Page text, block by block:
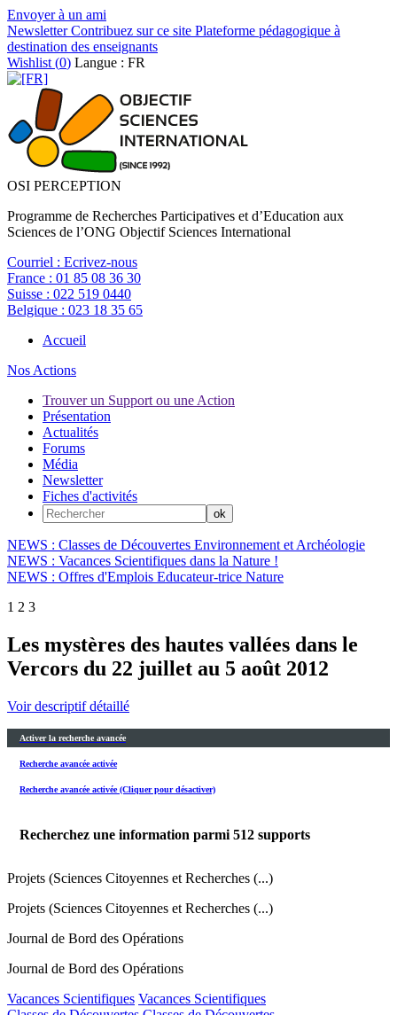
Envoyer à un ami
NewsletterContribuez sur ce site Plateforme pédagogique à
destination des enseignants
Wishlist (0) Langue : FR
OSI PERCEPTION
Programme de Recherches Participatives et d’Education aux
Sciences de l’ONG Objectif Sciences International
Courriel : Ecrivez-nous
France : 01 85 08 36 30
Suisse : 022 519 0440
Belgique : 023 18 35 65
Accueil
Nos Actions
Trouver un Support ou une Action
Présentation
Actualités
Forums
Média
Newsletter
Fiches d'activités
NEWS : Classes de Découvertes Environnement et Archéologie
NEWS : Vacances Scientifiques dans la Nature !
NEWS : Offres d'Emplois Educateur-trice Nature
1 2 3
Les mystères des hautes vallées dans le
Vercors du 22 juillet au 5 août 2012
Voir descriptif détaillé
Activer la recherche avancée
Recherche avancée activée
Recherche avancée activée (Cliquer pour désactiver)
Recherchez une information parmi 512 supports
Projets (Sciences Citoyennes et Recherches (...)
Projets (Sciences Citoyennes et Recherches (...)
Journal de Bord des Opérations
Journal de Bord des Opérations
Vacances Scientifiques Vacances Scientifiques